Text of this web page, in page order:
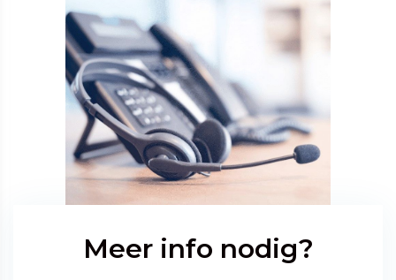
Meer info nodig?